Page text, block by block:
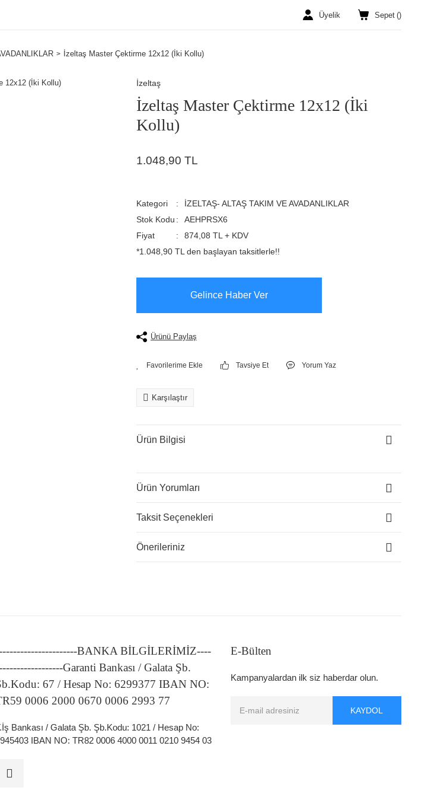
Üyelik Sepet ()
İzeltaş Master Çektirme 12x12 (İki Kollu)
İzeltaş
İzeltaş Master Çektirme 12x12 (İki
Kollu)
1.048,90 TL
Kategori
İZELTAŞ- ALTAŞ TAKIM VE AVADANLIKLAR
Stok Kodu
AEHPRSX6
Fiyat
874,08 TL + KDV
*1.048,90 TL den başlayan taksitlerle!!
Gelince Haber Ver
Ürünü Paylaş
Tavsiye Et Yorum Yaz
Karşılaştır
Ürün Bilgisi
Ürün Yorumları
Taksit Seçenekleri
Önerileriniz
BANKA BİLGİLERİMİZ----
Garanti Bankası / Galata Şb.
67 / Hesap No: 6299377 IBAN NO:
0006 2000 0670 0006 2993 77
Bankası / Galata Şb. Şb.Kodu: 1021 / Hesap No:
IBAN NO: TR82 0006 4000 0011 0210 9454 03
E-Bülten
Kampanyalardan ilk siz haberdar olun.
KAYDOL